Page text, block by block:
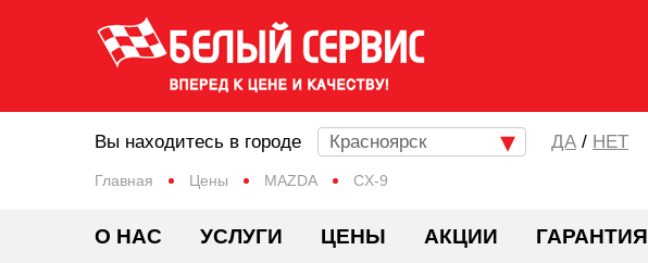
Главная Цены MAZDA CX-9
Вы находитесь в городе Красноярск / НЕТ
О НАС УСЛУГИ ЦЕНЫ АКЦИИ ГАРАНТИЯ